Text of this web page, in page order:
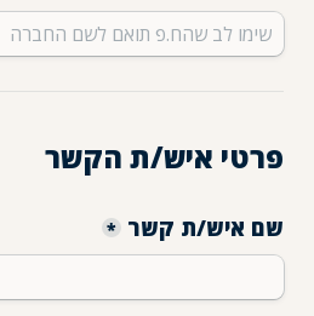
פרטי איש/ת הקשר
שם איש/ת קשר *